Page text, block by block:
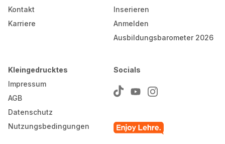
Kontakt
Karriere
Inserieren
Anmelden
Ausbildungsbarometer 2026
Kleingedrucktes
Impressum
AGB
Datenschutz
Nutzungsbedingungen
Socials